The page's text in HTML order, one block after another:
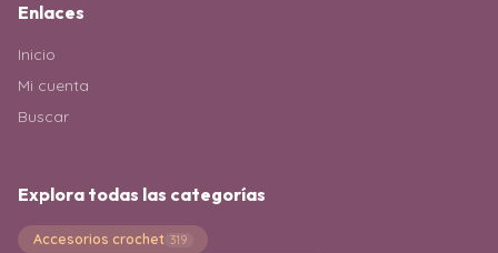
Enlaces
Inicio
Mi cuenta
Buscar
Explora todas las categorías
Accesorios crochet 319